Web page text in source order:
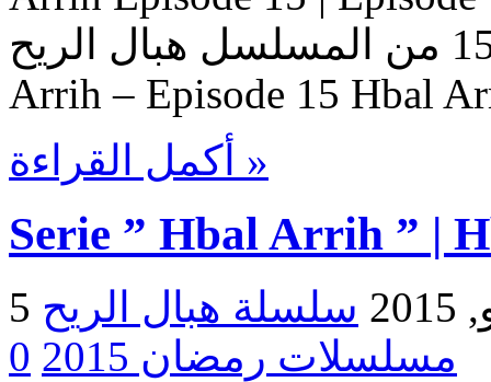
هبال الريح – حلقة 15 من المسلسل هبال الريح Serie Hbal
Arrih – Episode 15 Hbal
أكمل القراءة »
Serie ” Hbal Arrih ” |
مسلسلات رمضان 2015
0